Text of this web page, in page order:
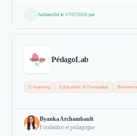
Authentifié le 17/07/2026 par
PédagoLab
E-learning Education & Formation
Byanka Archambault
Fondatrice et pédagogue